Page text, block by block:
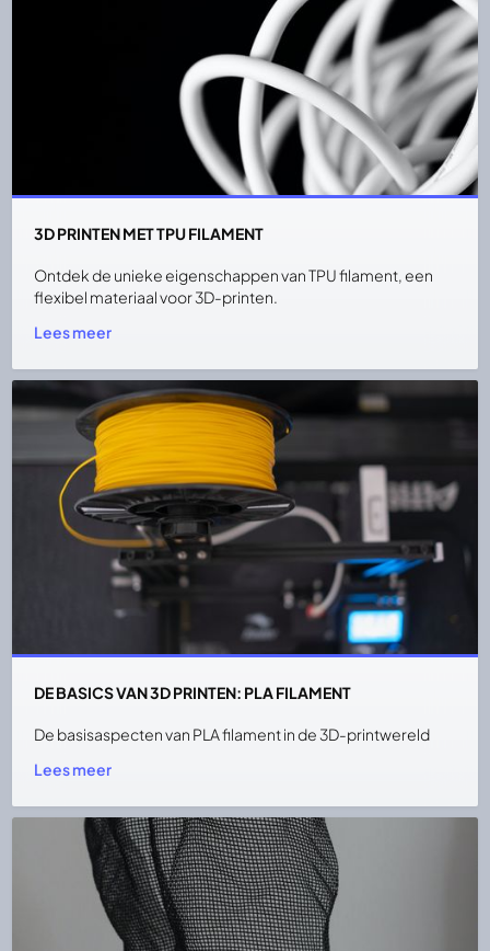
3D PRINTEN MET TPU FILAMENT
Ontdek de unieke eigenschappen van TPU filament, een
flexibel materiaal voor 3D-printen.
Lees meer
DE BASICS VAN 3D PRINTEN: PLA FILAMENT
De basisaspecten van PLA filament in de 3D-printwereld
Lees meer